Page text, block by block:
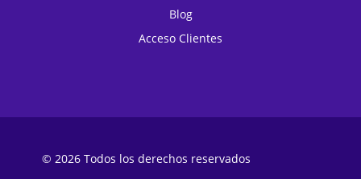
Blog
Acceso Clientes
© 2026 Todos los derechos reservados